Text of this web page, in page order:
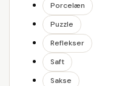
Porcelæn
Puzzle
Reflekser
Saft
Sakse